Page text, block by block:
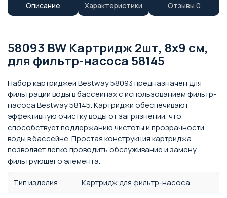
Описание Характеристики Отзывы 0
58093 BW Картридж 2шт, 8х9 см,
для фильтр-насоса 58145
Набор картриджей Bestway 58093 предназначен для
фильтрации воды в бассейнах с использованием фильтр-
насоса Bestway 58145. Картриджи обеспечивают
эффективную очистку воды от загрязнений, что
способствует поддержанию чистоты и прозрачности
воды в бассейне. Простая конструкция картриджа
позволяет легко проводить обслуживание и замену
фильтрующего элемента.
Тип изделия Картридж для фильтр-насоса